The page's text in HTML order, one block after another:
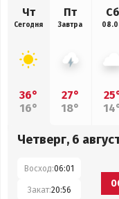
Чт
Сегодня
36°
16°
Пт
Завтра
27°
18°
Сб
Четверг, 6
Восход:06:01
Закат:20:56